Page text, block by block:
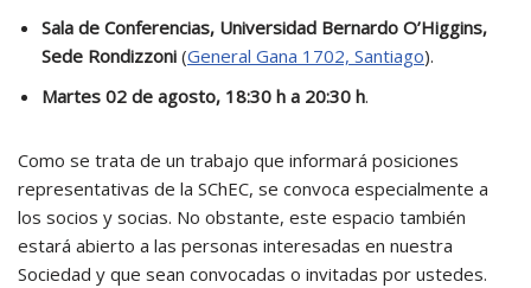
Sala de Conferencias, Universidad Bernardo O’Higgins,
Sede Rondizzoni (General Gana 1702, Santiago).
Martes 02 de agosto, 18:30 h a 20:30 h.
Como se trata de un trabajo que informará posiciones
representativas de la SChEC, se convoca especialmente a
los socios y socias. No obstante, este espacio también
estará abierto a las personas interesadas en nuestra
Sociedad y que sean convocadas o invitadas por ustedes.